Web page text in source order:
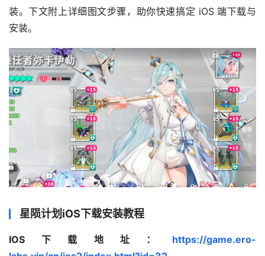
装。下文附上详细图文步骤，助你快速搞定 iOS 端下载与
安装。
星陨计划iOS下载安装教程
IOS下载地址： https://game.ero-